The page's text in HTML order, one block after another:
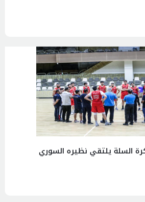
السلة يلتقي نظيره السوري